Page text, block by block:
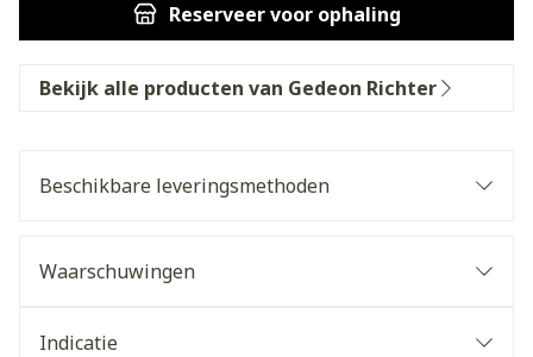
Reserveervoor ophaling
Bekijk alle producten van Gedeon Richter
Beschikbare leveringsmethoden
Waarschuwingen
Indicatie